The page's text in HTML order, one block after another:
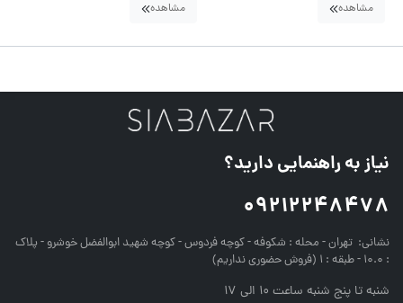
مشاهده
مشاهده
نیاز به راهنمایی دارید؟
09212248478
نشانی: تهران - محله : شکوفه - کوچه فردوس - کوچه شهید ابوالفضل خوشرو - پلاک
: 10.0 - طبقه : 1 (فروش حضوری نداریم)
شنبه تا پنج شنبه ساعت 10 الی 17